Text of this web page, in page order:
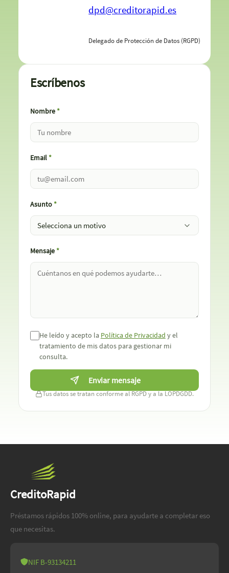
dpd@creditorapid.es
Delegado de Protección de Datos (RGPD)
Escríbenos
Nombre*
Email*
Asunto*
Mensaje*
He leído y acepto la Política de Privacidad y el
tratamiento de mis datos para gestionar mi
consulta.
Tus datos se tratan conforme al RGPD y a la LOPDGDD.
CreditoRapid
Préstamos rápidos 100% online, para ayudarte a completar eso
que necesitas.
NIF B-93134211